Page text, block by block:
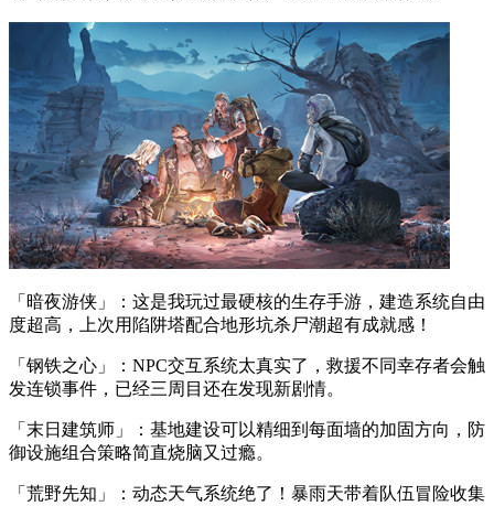
「暗夜游侠」：这是我玩过最硬核的生存手游，建造系统自由
度超高，上次用陷阱塔配合地形坑杀尸潮超有成就感！
「钢铁之心」：NPC交互系统太真实了，救援不同幸存者会触
发连锁事件，已经三周目还在发现新剧情。
「末日建筑师」：基地建设可以精细到每面墙的加固方向，防
御设施组合策略简直烧脑又过瘾。
「荒野先知」：动态天气系统绝了！暴雨天带着队伍冒险收集